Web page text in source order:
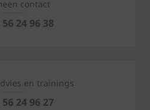
contact
56 24 96 38
en trainings
56 24 96 27